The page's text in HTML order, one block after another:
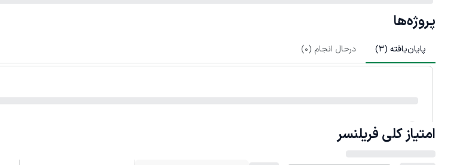
پروژه‌ها
پایان‌یافته (3
) درحال انجام (0
)
امتیاز کلی فریلنسر